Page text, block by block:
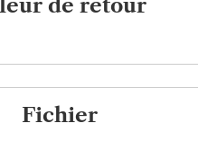
de retour
Fichier